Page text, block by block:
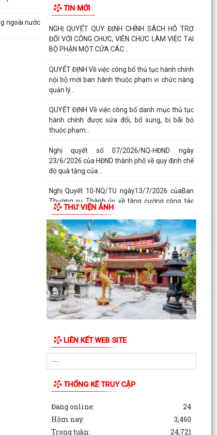
ngoài nước
TIN MỚI
lãnh đạo, chỉ...
Quý III và IV/2026, Hải Phòng phấn đấu tăng
trưởng GRDP trên 14%
cường sự lãnh đạo của Đảng đối với công tác
kiểm sát...
đảng viên mới khóa III năm 2026
PHƯỜNG KINH MÔN TRIỂN KHAI CHIẾN DỊCH 100
TỬ TRÊN ỨNG DỤNG...
Thông báo Lịch làm việc của Lãnh đạo HĐND và
ngày...
Đảng ủy phường Kinh Môn giao ban Bí thư chi
bộ, Tổ trưởng tổ dân phố tháng 8 năm 2026.
Lưu Hạ vô địch Giải bóng đá Thiếu niên U15
phường Kinh Môn hè năm 2026
Câu lạc bộ Bóng chuyền hơi tổ dân phố Ngư
Uyên ra mắt các đội bóng trực thuộc
Phường Kinh Môn triển khai công tác đo đạc,
lập, chỉnh lý bản đồ địa chính, lập hồ sơ địa chính
Khai mạc Giải bóng đá Thiếu niên U15 phường
Kinh Môn hè năm 2026
năm 2026 của Chủ tịch Ủy ban nhân dân
Cựu chiến binh phường Kinh Môn phát huy
phẩm chất "Bộ đội Cụ Hồ", giúp nhau giảm
THƯ VIỆN ẢNH
LIÊN KẾT WEB SITE
THỐNG KÊ TRUY CẬP
Đang online:
24
Hôm nay:
3,460
Trong tuần:
24,721